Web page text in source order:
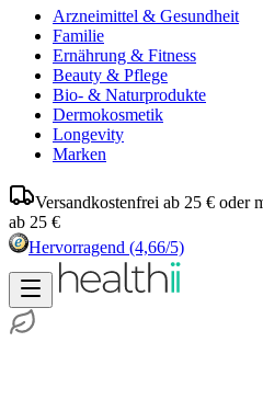
Arzneimittel & Gesundheit
Familie
Ernährung & Fitness
Beauty & Pflege
Bio- & Naturprodukte
Dermokosmetik
Longevity
Marken
Versandkostenfrei ab 25 € oder
ab 25 €
Hervorragend (4,66/5)